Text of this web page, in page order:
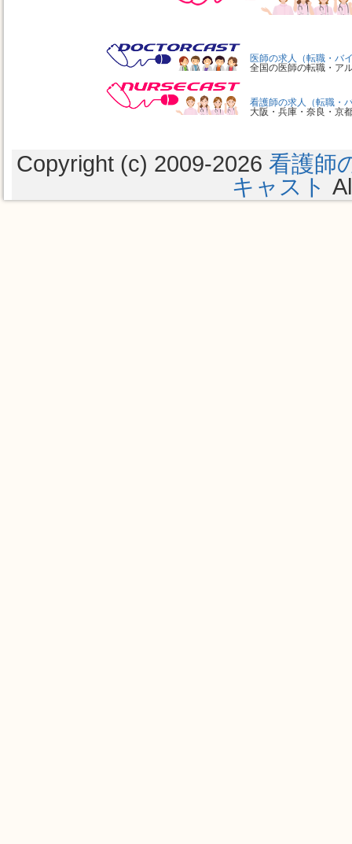
医師の求人（転職・バ
全国の医師の転職・ア
看護師の求人（転職・
大阪・兵庫・奈良・京
Copyright (c) 2009-2026 看護師
キャスト